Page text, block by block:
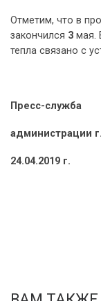
Отметим, что в
закончился 3 мая.
тепла связано с
Пресс-служба
администрации
24.04.2019 г.